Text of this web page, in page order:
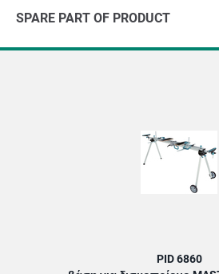
SPARE PART OF PRODUCT
PID 6860